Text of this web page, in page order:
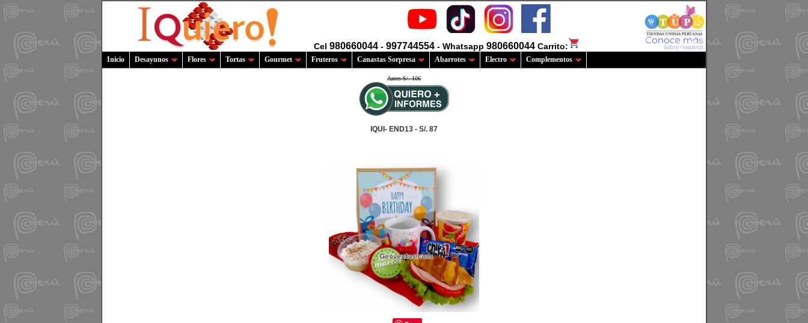
Cel 980660044 - 997744554 - Whatsapp 980660044 Carrito:
Inicio Desayunos Flores Tortas Gourmet Fruteros Canastas Sorpresa Abarrotes Electro Complementos
Antes S/. 106
IQUI- END13 - S/. 87